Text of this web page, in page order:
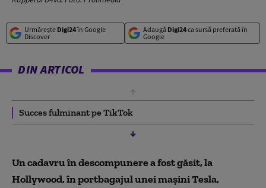
Urmărește Digi24în Google
Discover
Adaugă Digi24ca sursă preferată în
Google
DIN ARTICOL
Succes fulminant pe TikTok
Un cadavru în descompunere a fost găsit, la
Hollywood, în portbagajul uneimașiniTesla,